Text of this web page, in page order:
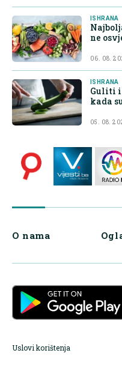
ISHRANA
ne
06. 08.
ISHRANA
Guliti
kada
05. 08.
O nama
Uslovi korištenja